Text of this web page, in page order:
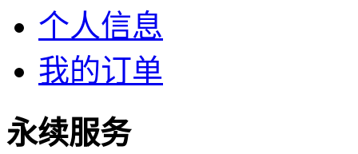
个人信息
我的订单
永续服务